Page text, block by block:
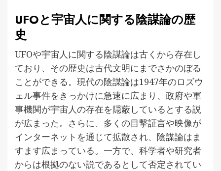
UFOと宇宙人に関する陰謀論の歴
史
UFOや宇宙人に関する陰謀論は古くから存在し
ており、その歴史は古代文明にまでさかのぼる
ことができる。現代の陰謀論は1947年のロズウ
ェル事件をきっかけに急速に広まり、政府や軍
事機関が宇宙人の存在を隠蔽しているとする説
が広まった。さらに、多くの目撃証言や映像が
インターネットを通じて拡散され、陰謀論はま
すます広まっている。一方で、科学者や研究者
からは根拠のない説であるとして否定されてい